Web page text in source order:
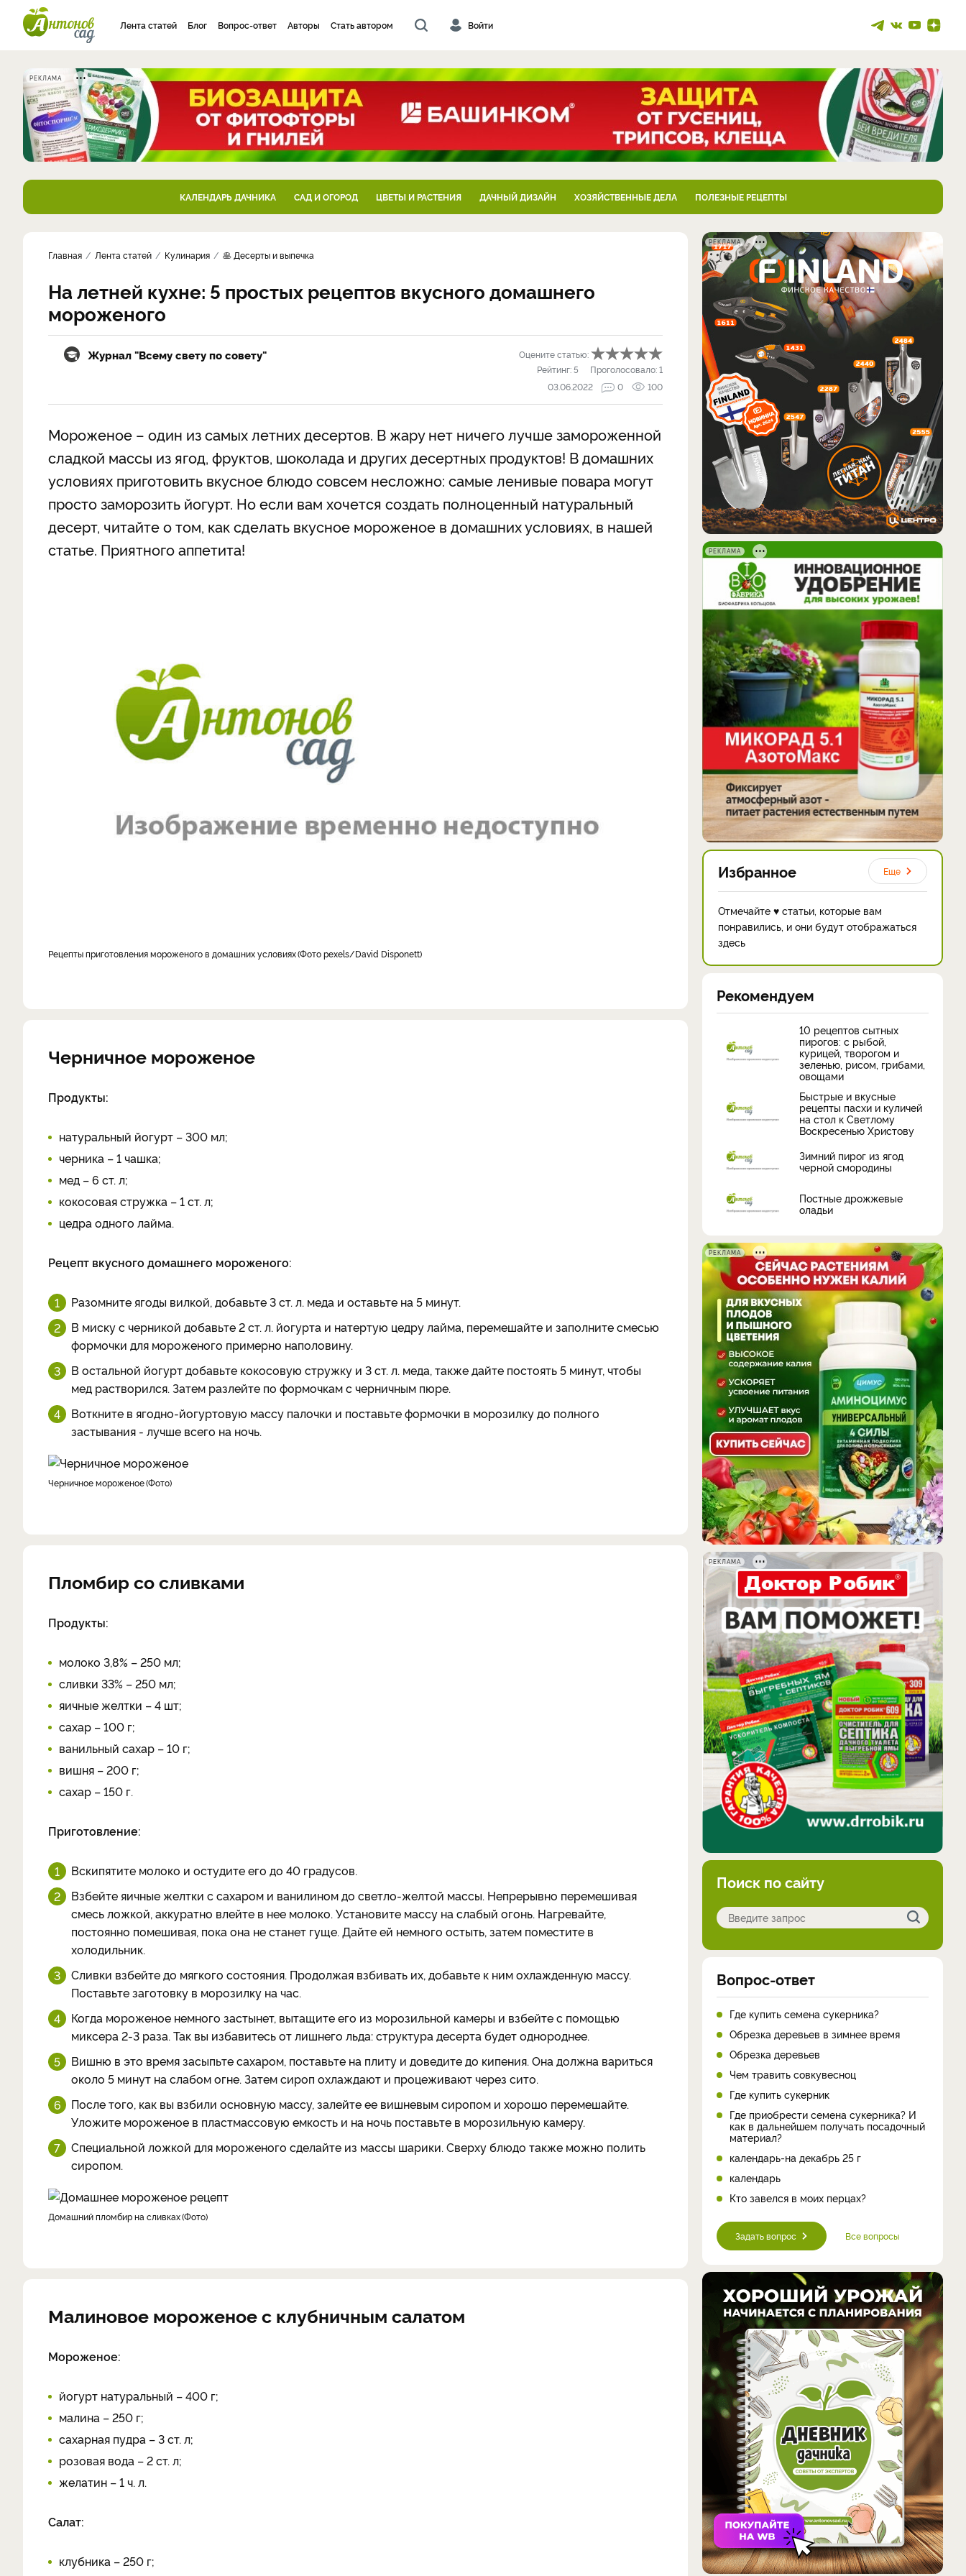
Лента статей Блог Вопрос-ответ Авторы Стать автором Войти
РЕКЛАМА
КАЛЕНДАРЬ ДАЧНИКА САД И ОГОРОД ЦВЕТЫ И РАСТЕНИЯ ДАЧНЫЙ ДИЗАЙН ХОЗЯЙСТВЕННЫЕ ДЕЛА ПОЛЕЗНЫЕ РЕЦЕПТЫ
Главная Лента статей Кулинария 🥞 Десерты и выпечка
На летней кухне: 5 простых рецептов вкусного домашнего
мороженого
Журнал "Всему свету по совету"
Оцените статью:
Рейтинг:5 Проголосовало:1
03.06.2022
0 100
Мороженое – один из самых летних десертов. В жару нет ничего лучше замороженной
сладкой массы из ягод, фруктов, шоколада и других десертных продуктов! В домашних
условиях приготовить вкусное блюдо совсем несложно: самые ленивые повара могут
просто заморозить йогурт. Но если вам хочется создать полноценный натуральный
десерт, читайте о том, как сделать вкусное мороженое в домашних условиях, в нашей
статье. Приятного аппетита!
рецепты приготовления мороженого в домашних условиях Фото pexels/David Disponett
Черничное мороженое
Продукты:
натуральный йогурт – 300 мл;
черника – 1 чашка;
мед – 6 ст. л;
кокосовая стружка – 1 ст. л;
цедра одного лайма.
Рецепт вкусного домашнего мороженого:
Разомните ягоды вилкой, добавьте 3 ст. л. меда и оставьте на 5 минут.
В миску с черникой добавьте 2 ст. л. йогурта и натертую цедру лайма, перемешайте и заполните смесью
формочки для мороженого примерно наполовину.
В остальной йогурт добавьте кокосовую стружку и 3 ст. л. меда, также дайте постоять 5 минут, чтобы
мед растворился. Затем разлейте по формочкам с черничным пюре.
Воткните в ягодно-йогуртовую массу палочки и поставьте формочки в морозилку до полного
застывания - лучше всего на ночь.
черничное мороженое Фото
Пломбир со сливками
Продукты:
молоко 3,8% – 250 мл;
сливки 33% – 250 мл;
яичные желтки – 4 шт;
сахар – 100 г;
ванильный сахар – 10 г;
вишня – 200 г;
сахар – 150 г.
Приготовление:
Вскипятите молоко и остудите его до 40 градусов.
Взбейте яичные желтки с сахаром и ванилином до светло-желтой массы. Непрерывно перемешивая
смесь ложкой, аккуратно влейте в нее молоко. Установите массу на слабый огонь. Нагревайте,
постоянно помешивая, пока она не станет гуще. Дайте ей немного остыть, затем поместите в
холодильник.
Сливки взбейте до мягкого состояния. Продолжая взбивать их, добавьте к ним охлажденную массу.
Поставьте заготовку в морозилку на час.
Когда мороженое немного застынет, вытащите его из морозильной камеры и взбейте с помощью
миксера 2-3 раза. Так вы избавитесь от лишнего льда: структура десерта будет однороднее.
Вишню в это время засыпьте сахаром, поставьте на плиту и доведите до кипения. Она должна вариться
около 5 минут на слабом огне. Затем сироп охлаждают и процеживают через сито.
После того, как вы взбили основную массу, залейте ее вишневым сиропом и хорошо перемешайте.
Уложите мороженое в пластмассовую емкость и на ночь поставьте в морозильную камеру.
Специальной ложкой для мороженого сделайте из массы шарики. Сверху блюдо также можно полить
сиропом.
домашний пломбир на сливках Фото
Малиновое мороженое с клубничным салатом
Мороженое:
йогурт натуральный – 400 г;
малина – 250 г;
сахарная пудра – 3 ст. л;
розовая вода – 2 ст. л;
желатин – 1 ч. л.
Салат:
клубника – 250 г;
РЕКЛАМА
РЕКЛАМА
Избранное Еще
Отмечайте ♥ статьи, которые вам
понравились, и они будут отображаться
здесь
Рекомендуем
10 рецептов сытных
пирогов: с рыбой,
курицей, творогом и
зеленью, рисом, грибами,
овощами
Быстрые и вкусные
рецепты пасхи и куличей
на стол к Светлому
Воскресенью Христову
Зимний пирог из ягод
черной смородины
Постные дрожжевые
оладьи
РЕКЛАМА
РЕКЛАМА
Поиск по сайту
Вопрос-ответ
Где купить семена сукерника?
Обрезка деревьев в зимнее время
Обрезка деревьев
Чем травить совкувесноц
Где купить сукерник
Где приобрести семена сукерника? И
как в дальнейшем получать посадочный
материал?
календарь-на декабрь 25 г
календарь
Кто завелся в моих перцах?
Задать вопрос Все вопросы